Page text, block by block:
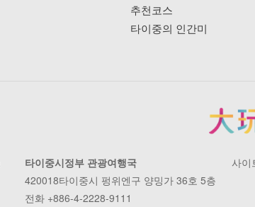
추천코스
타이중의 인간미
타이중시정부 관광여행국
420018타이중시 펑위엔구 양밍가 36호 5층
전화 +886-4-2228-9111
사이